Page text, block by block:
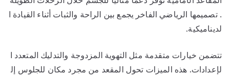
. تصميمها الرياضي الفاخر يجمع بين الراحة والثبات أثناء القيادة ا
لديناميكية.
تتضمن خيارات متقدمة مثل التهوية المزدوجة والتدليك المتعدد ا
لإعدادات. هذه الميزات تحول المقعد من مجرد مكان للجلوس إل